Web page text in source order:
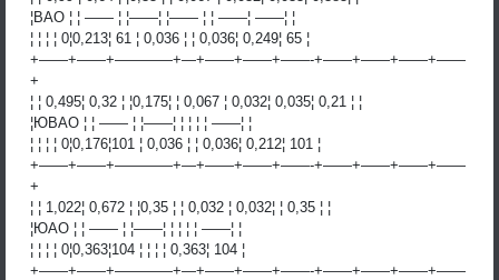
¦ВАО ¦ ¦ —— ¦ ¦——¦ ¦—— ¦ ¦ ——¦ ——¦ ¦
¦ ¦ ¦ ¦ 0¦0,213¦ 61 ¦ 0,036 ¦ ¦ 0,036¦ 0,249¦ 65 ¦
+——+——+————+—+——+——+——-+——+——+——+——
+
¦ ¦ 0,495¦ 0,32 ¦ ¦0,175¦ ¦ 0,067 ¦ 0,032¦ 0,035¦ 0,21 ¦ ¦
¦ЮВАО ¦ ¦ —— ¦ ¦——¦ ¦ ¦ ¦ ¦ ——¦ ¦
¦ ¦ ¦ ¦ 0¦0,176¦101 ¦ 0,036 ¦ ¦ 0,036¦ 0,212¦ 101 ¦
+——+——+————+—+——+——+——-+——+——+——+——
+
¦ ¦ 1,022¦ 0,672 ¦ ¦0,35 ¦ ¦ 0,032 ¦ 0,032¦ ¦ 0,35 ¦ ¦
¦ЮАО ¦ ¦ —— ¦ ¦——¦ ¦ ¦ ¦ ¦ ——¦ ¦
¦ ¦ ¦ ¦ 0¦0,363¦104 ¦ ¦ ¦ ¦ 0,363¦ 104 ¦
+——+——+————+—+——+——+——-+——+——+——+——